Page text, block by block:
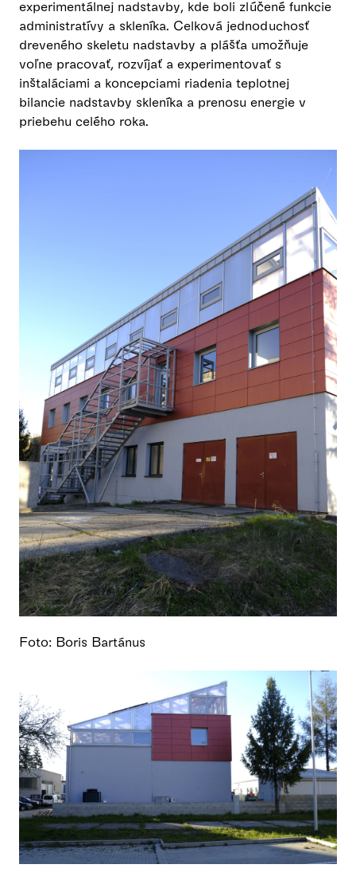
experimentálnej nadstavby, kde boli zlúčené funkcie
administratívy a skleníka. Celková jednoduchosť
dreveného skeletu nadstavby a plášťa umožňuje
voľne pracovať, rozvíjať a experimentovať s
inštaláciami a koncepciami riadenia teplotnej
bilancie nadstavby skleníka a prenosu energie v
priebehu celého roka.
Foto: Boris Bartánus